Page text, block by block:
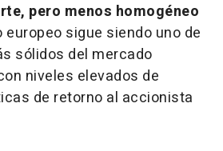
pero menos homogéneo
sigue siendo uno de
sólidos del mercado
niveles elevados de
de retorno al accionista